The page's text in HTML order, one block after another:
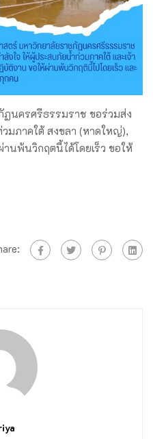
นครศรีธรรมราช ขอร่วมส่ง
มภาคใต้ สงขลา (หาดใหญ่),
นพ้นวิกฤตนี้ได้โดยเร็ว ขอให้